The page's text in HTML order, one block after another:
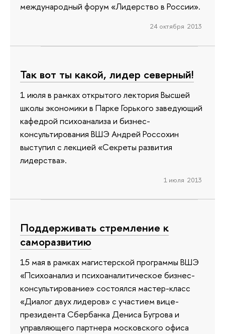
международный форум «Лидерство в России».
24 октября 2013
Так вот ты какой, лидер северный!
1 июля в рамках открытого лектория Высшей
школы экономики в Парке Горького заведующий
кафедрой психоанализа и бизнес-
консультирования ВШЭ Андрей Россохин
выступил с лекцией «Секреты развития
лидерства».
1 июля 2013
Поддерживать стремление к
саморазвитию
15 мая в рамках магистерской программы ВШЭ
«Психоанализ и психоаналитическое бизнес-
консультирование» состоялся мастер-класс
«Диалог двух лидеров» с участием вице-
президента Сбербанка Дениса Бугрова и
управляющего партнера московского офиса